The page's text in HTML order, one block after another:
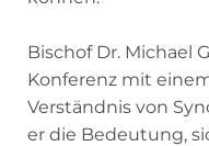
Bischof Dr. Michael
Konferenz mit
Verständnis von
er die Bedeutung,